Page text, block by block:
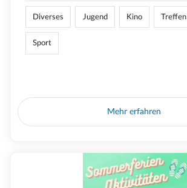
Diverses Jugend Kino Treffen
Sport
Mehr erfahren